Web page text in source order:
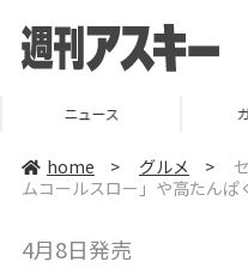
ニュース
home > グルメ >
ムコールスロー」や高たんぱ
4月8日発売